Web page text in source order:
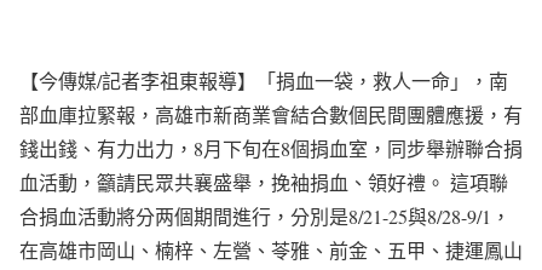
【今傳媒/記者李祖東報導】「捐血一袋，救人一命」，南
部血庫拉緊報，高雄市新商業會結合數個民間團體應援，有
錢出錢、有力出力，8月下旬在8個捐血室，同步舉辦聯合捐
血活動，籲請民眾共襄盛舉，挽袖捐血、領好禮。 這項聯
合捐血活動將分两個期間進行，分別是8/21-25與8/28-9/1，
在高雄市岡山、楠梓、左營、苓雅、前金、五甲、捷運鳳山